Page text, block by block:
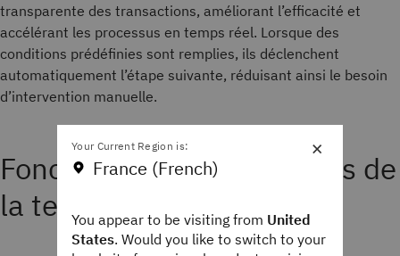
transparente des transactions, améliorant l’efficacité et
accélérant les processus en temps réel. Lorsque des
conditions prédéfinies sont remplies, ils déclenchent
automatiquement l’étape suivante, réduisant ainsi le besoin
d’intervention manuelle.
Fonctionnalités principales de
la technologie blockchain
×
Your Current Region is:
France (French)
You appear to be visiting from United
States. Would you like to switch to your